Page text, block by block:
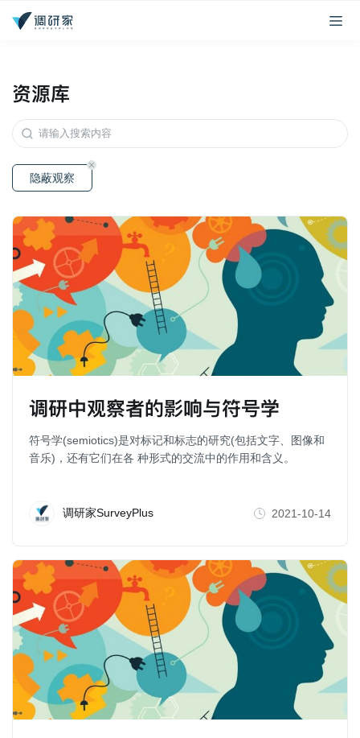
资源库
隐蔽观察
调研中观察者的影响与符号学
符号学(semiotics)是对标记和标志的研究(包括文字、图像和
音乐)，还有它们在各 种形式的交流中的作用和含义。
调研家SurveyPlus 2021-10-14